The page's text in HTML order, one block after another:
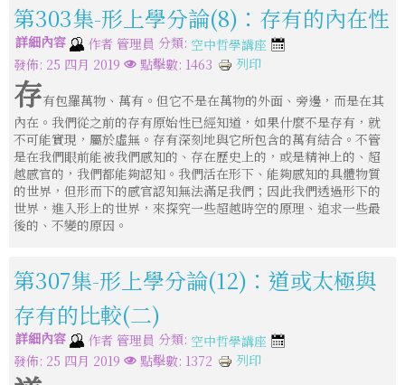
第303集-形上學分論(8)：存有的內在性
詳細內容 作者 管理員 分類: 空中哲學講座
發佈: 25 四月 2019
點擊數: 1463 列印
存有包羅萬物、萬有。但它不是在萬物的外面、旁邊，而是在其
內在。我們從之前的存有原始性已經知道，如果什麼不是存有，就
不可能實現，屬於虛無。存有深刻地與它所包含的萬有結合。不管
是在我們眼前能被我們感知的、存在歷史上的，或是精神上的、超
越感官的，我們都能夠認知。我們活在形下、能夠感知的具體物質
的世界，但形而下的感官認知無法滿足我們；因此我們透過形下的
世界，進入形上的世界，來探究一些超越時空的原理、追求一些最
後的、不變的原因。
第307集-形上學分論(12)：道或太極與
存有的比較(二)
詳細內容 作者 管理員 分類: 空中哲學講座
發佈: 25 四月 2019
點擊數: 1372 列印